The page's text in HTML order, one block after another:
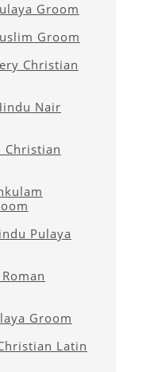
Groom
Groom
Christian
Nair
Christian
Pulaya
Groom
Latin